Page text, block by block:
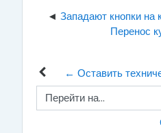
Западают кнопки на
Перенос
← Оставить
Перейти на...